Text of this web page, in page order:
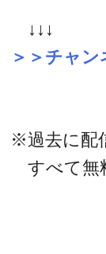
↓↓↓
＞＞チャ
※過去に配
すべて無